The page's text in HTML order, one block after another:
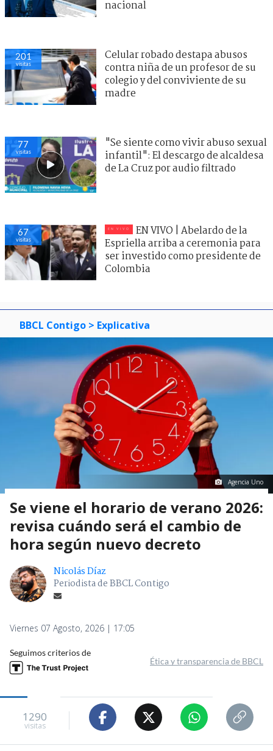
nacional
201
visitas
Celular robado destapa abusos
contra niña de un profesor de su
colegio y del conviviente de su
madre
77
visitas
"Se siente como vivir abuso sexual
infantil": El descargo de alcaldesa
de La Cruz por audio filtrado
67
visitas
EN VIVO | Abelardo de la
Espriella arriba a ceremonia para
ser investido como presidente de
Colombia
BBCL Contigo > Explicativa
Agencia Uno
Se viene el horario de verano 2026:
revisa cuándo será el cambio de
hora según nuevo decreto
Nicolás Díaz
Periodista de BBCL Contigo
Viernes 07 Agosto, 2026 | 17:05
Seguimos criterios de
Ética y transparencia de BBCL
1290
visitas